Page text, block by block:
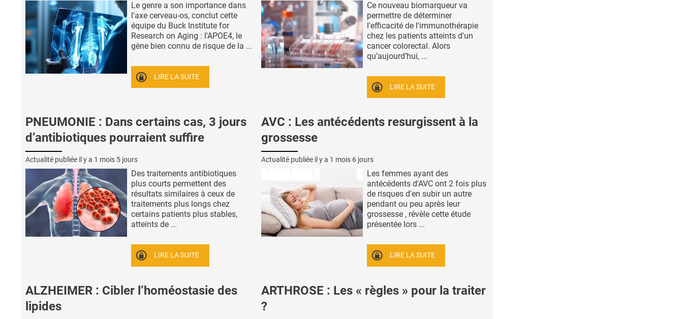
Le genre a son importance dans
l'axe cerveau-os, conclut cette
équipe du Buck Institute for
Research on Aging : l'APOE4, le
gène bien connu de risque de la ...
LIRE LA SUITE
Ce nouveau biomarqueur va
permettre de déterminer
l'efficacité de l'immunothérapie
chez les patients atteints d'un
cancer colorectal. Alors
qu’aujourd’hui, ...
LIRE LA SUITE
PNEUMONIE : Dans certains cas, 3 jours
d’antibiotiques pourraient suffire
Actualité publiée il y a 1 mois 5 jours
Des traitements antibiotiques
plus courts permettent des
résultats similaires à ceux de
traitements plus longs chez
certains patients plus stables,
atteints de ...
LIRE LA SUITE
AVC : Les antécédents resurgissent à la
grossesse
Actualité publiée il y a 1 mois 6 jours
Les femmes ayant des
antécédents d'AVC ont 2 fois plus
de risques d'en subir un autre
pendant ou peu après leur
grossesse , révèle cette étude
présentée lors ...
LIRE LA SUITE
ALZHEIMER : Cibler l’homéostasie des
lipides
ARTHROSE : Les « règles » pour la traiter
?